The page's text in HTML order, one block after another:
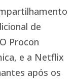
de
Procon
e a Netflix
após os